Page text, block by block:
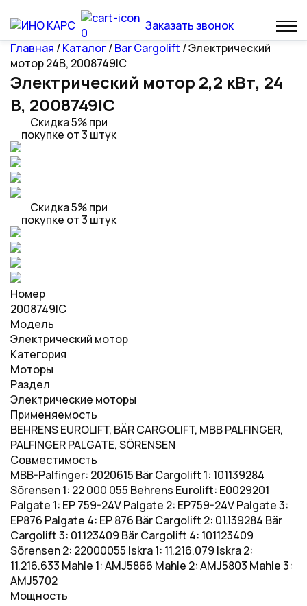
0
Заказать звонок
Главная /Каталог/Bar Cargolift / Электрический
мотор 24В, 2008749IC
Электрический мотор 2,2 кВт, 24
В, 2008749IC
Скидка 5% при
покупке от 3 штук
Скидка 5% при
покупке от 3 штук
Номер
2008749IC
Модель
Электрический мотор
Категория
Моторы
Раздел
Электрические моторы
Применяемость
BEHRENS EUROLIFT, BÄR CARGOLIFT, MBB PALFINGER,
PALFINGER PALGATE, SÖRENSEN
Совместимость
MBB-Palfinger: 2020615 Bär Cargolift 1: 101139284
Sörensen 1: 22 000 055 Behrens Eurolift: E0029201
Palgate 1: EP 759-24V Palgate 2: EP759-24V Palgate 3:
EP876 Palgate 4: EP 876 Bär Cargolift 2: 01.139284 Bär
Cargolift 3: 01.123409 Bär Cargolift 4: 101123409
Sörensen 2: 22000055 Iskra 1: 11.216.079 Iskra 2:
11.216.633 Mahle 1: AMJ5866 Mahle 2: AMJ5803 Mahle 3:
AMJ5702
Мощность